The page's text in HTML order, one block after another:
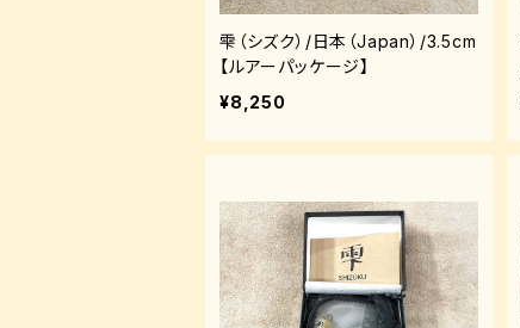
雫（シズク）/日本（Japan）/3.5cm
【ルアーパッケージ】
¥8,250